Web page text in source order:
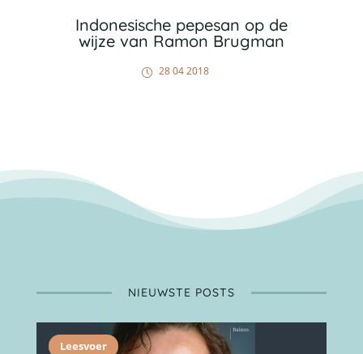
Indonesische pepesan op de
wijze van Ramon Brugman
28 04 2018
NIEUWSTE POSTS
Leesvoer